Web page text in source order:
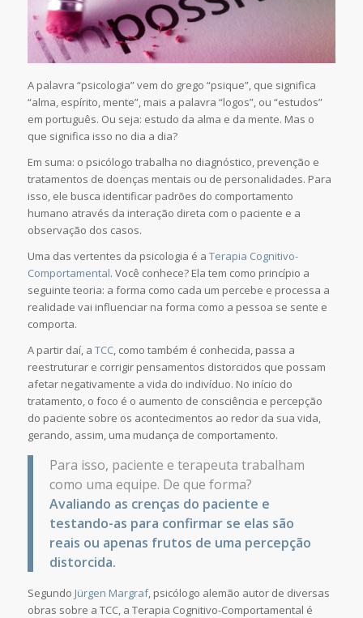
A palavra “psicologia” vem do grego “psique”, que significa
“alma, espírito, mente”, mais a palavra “logos”, ou “estudos”
em português. Ou seja: estudo da alma e da mente. Mas o
que significa isso no dia a dia?
Em suma: o psicólogo trabalha no diagnóstico, prevenção e
tratamentos de doenças mentais ou de personalidades. Para
isso, ele busca identificar padrões do comportamento
humano através da interação direta com o paciente e a
observação dos casos.
Uma das vertentes da psicologia é a Terapia Cognitivo-
Comportamental. Você conhece? Ela tem como princípio a
seguinte teoria: a forma como cada um percebe e processa a
realidade vai influenciar na forma como a pessoa se sente e
comporta.
A partir daí, a TCC, como também é conhecida, passa a
reestruturar e corrigir pensamentos distorcidos que possam
afetar negativamente a vida do indivíduo. No início do
tratamento, o foco é o aumento de consciência e percepção
do paciente sobre os acontecimentos ao redor da sua vida,
gerando, assim, uma mudança de comportamento.
Para isso, paciente e terapeuta trabalham
como uma equipe. De que forma?
Avaliando as crenças do paciente e
testando-as para confirmar se elas são
reais ou apenas frutos de uma percepção
distorcida.
Segundo Jürgen Margraf, psicólogo alemão autor de diversas
obras sobre a TCC, a Terapia Cognitivo-Comportamental é